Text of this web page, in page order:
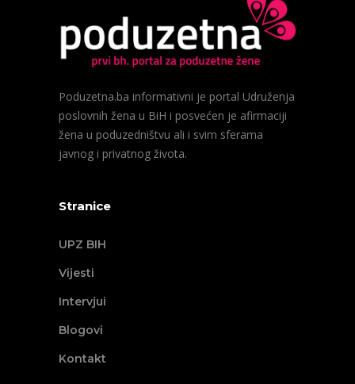
Poduzetna.ba informativni je portal Udruženja
poslovnih žena u BiH i posvećen je afirmaciji
žena u poduzedništvu ali i svim sferama
javnog i privatnog života.
Stranice
UPZ BIH
Vijesti
Intervjui
Blogovi
Kontakt